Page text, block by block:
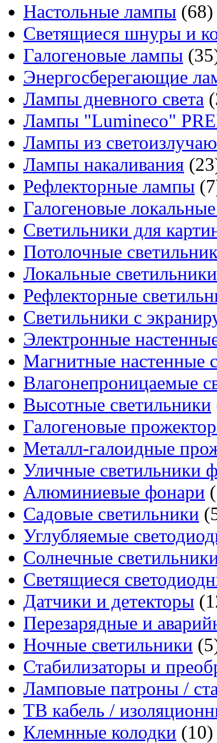
Настольные лампы (68)
Светящиеся шнуры и
Галогеновые лампы
Энергосберегающие
Лампы дневного света
Лампы "Lumineco"
Лампы из
Лампы накаливания
Рефлекторные лампы
Галогеновые
Светильники для
Потолочные
Локальные светильники
Рефлекторные
Светильники с
Электронные
Магнитные настенные
Влагонепроницаемые
Высотные светильники
Галогеновые
Металл-галоидные
Уличные светильники
Алюминиевые фонари
Садовые светильники
Углубляемые
Солнечные
Светящиеся
Датчики и детекторы
Перезарядные и
Ночные светильники
Стабилизаторы и
Ламповые патроны /
ТВ кабель /
Клемнные колодки (10)